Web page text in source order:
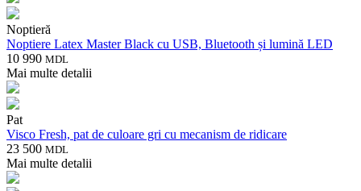
Noptieră
Noptiere Latex Master Black cu USB, Bluetooth și lumină LED
10 990 MDL
Mai multe detalii
Pat
Visco Fresh, pat de culoare gri cu mecanism de ridicare
23 500 MDL
Mai multe detalii